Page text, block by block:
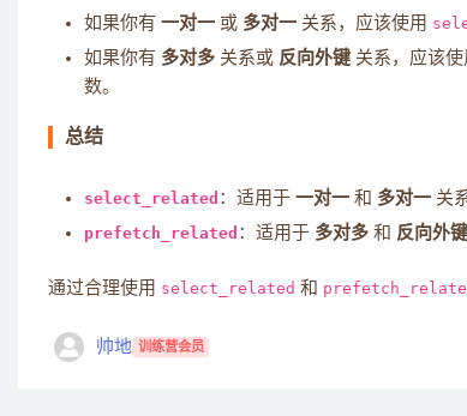
如果你有 一对一 或 多对一 关系，应该使用
如果你有 多对多 关系或 反向外键 关系，应该使
数。
总结
select_related ：适用于 一对一 和 多对一 关
prefetch_related ：适用于 多对多 和 反向外键
通过合理使用 select_related 和
帅地 训练营会员